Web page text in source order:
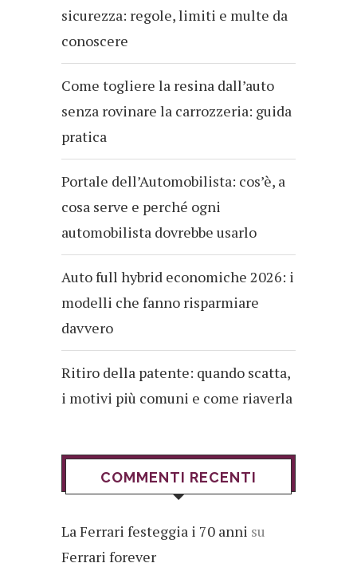
sicurezza: regole, limiti e multe da
conoscere
Come togliere la resina dall’auto
senza rovinare la carrozzeria: guida
pratica
Portale dell’Automobilista: cos’è, a
cosa serve e perché ogni
automobilista dovrebbe usarlo
Auto full hybrid economiche 2026: i
modelli che fanno risparmiare
davvero
Ritiro della patente: quando scatta,
i motivi più comuni e come riaverla
COMMENTI RECENTI
La Ferrari festeggia i 70 anni su
Ferrari forever